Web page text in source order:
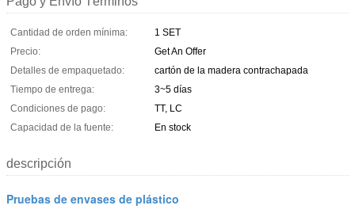
Cantidad de orden mínima:
1 SET
Precio:
Get An Offer
Detalles de empaquetado:
cartón de la madera contrachapada
Tiempo de entrega:
3~5 días
Condiciones de pago:
TT, LC
Capacidad de la fuente:
En stock
descripción
Pruebas de envases de plástico